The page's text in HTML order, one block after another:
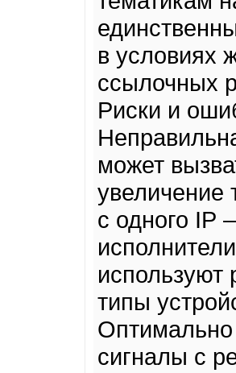
в условиях
ссылочных
Риски и
может
увеличение
с одного IP
используют
типы
Оптимально
сигналы с